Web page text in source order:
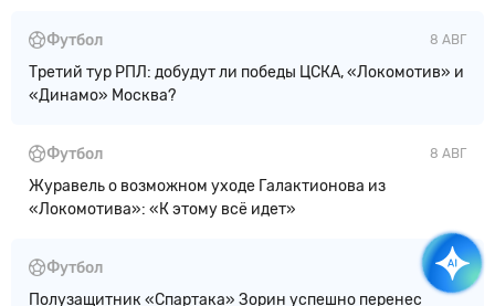
8 АВГ
Футбол
Третий тур РПЛ: добудут ли победы ЦСКА, «Локомотив» и
«Динамо» Москва?
8 АВГ
Футбол
Журавель о возможном уходе Галактионова из
«Локомотива»: «К этому всё идет»
7 АВГ
Футбол
Полузащитник «Спартака» Зорин успешно перенес